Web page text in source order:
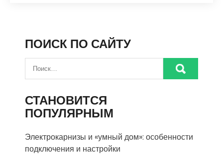
ПОИСК ПО САЙТУ
СТАНОВИТСЯ
ПОПУЛЯРНЫМ
Электрокарнизы и «умный дом»: особенности
подключения и настройки